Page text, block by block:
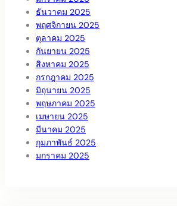
ธันวาคม 2025
พฤศจิกายน 2025
ตุลาคม 2025
กันยายน 2025
สิงหาคม 2025
กรกฎาคม 2025
มิถุนายน 2025
พฤษภาคม 2025
เมษายน 2025
มีนาคม 2025
กุมภาพันธ์ 2025
มกราคม 2025